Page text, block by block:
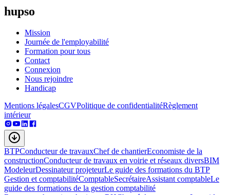
hupso
Mission
Journée de l'employabilité
Formation pour tous
Contact
Connexion
Nous rejoindre
Handicap
Mentions légalesCGVPolitique de confidentialitéRèglement
intérieur
BTPConducteur de travauxChef de chantierEconomiste de la
constructionConducteur de travaux en voirie et réseaux diversBIM
ModeleurDessinateur projeteurLe guide des formations du BTP
Gestion et comptabilitéComptableSecrétaireAssistant comptableLe
guide des formations de la gestion comptabilité